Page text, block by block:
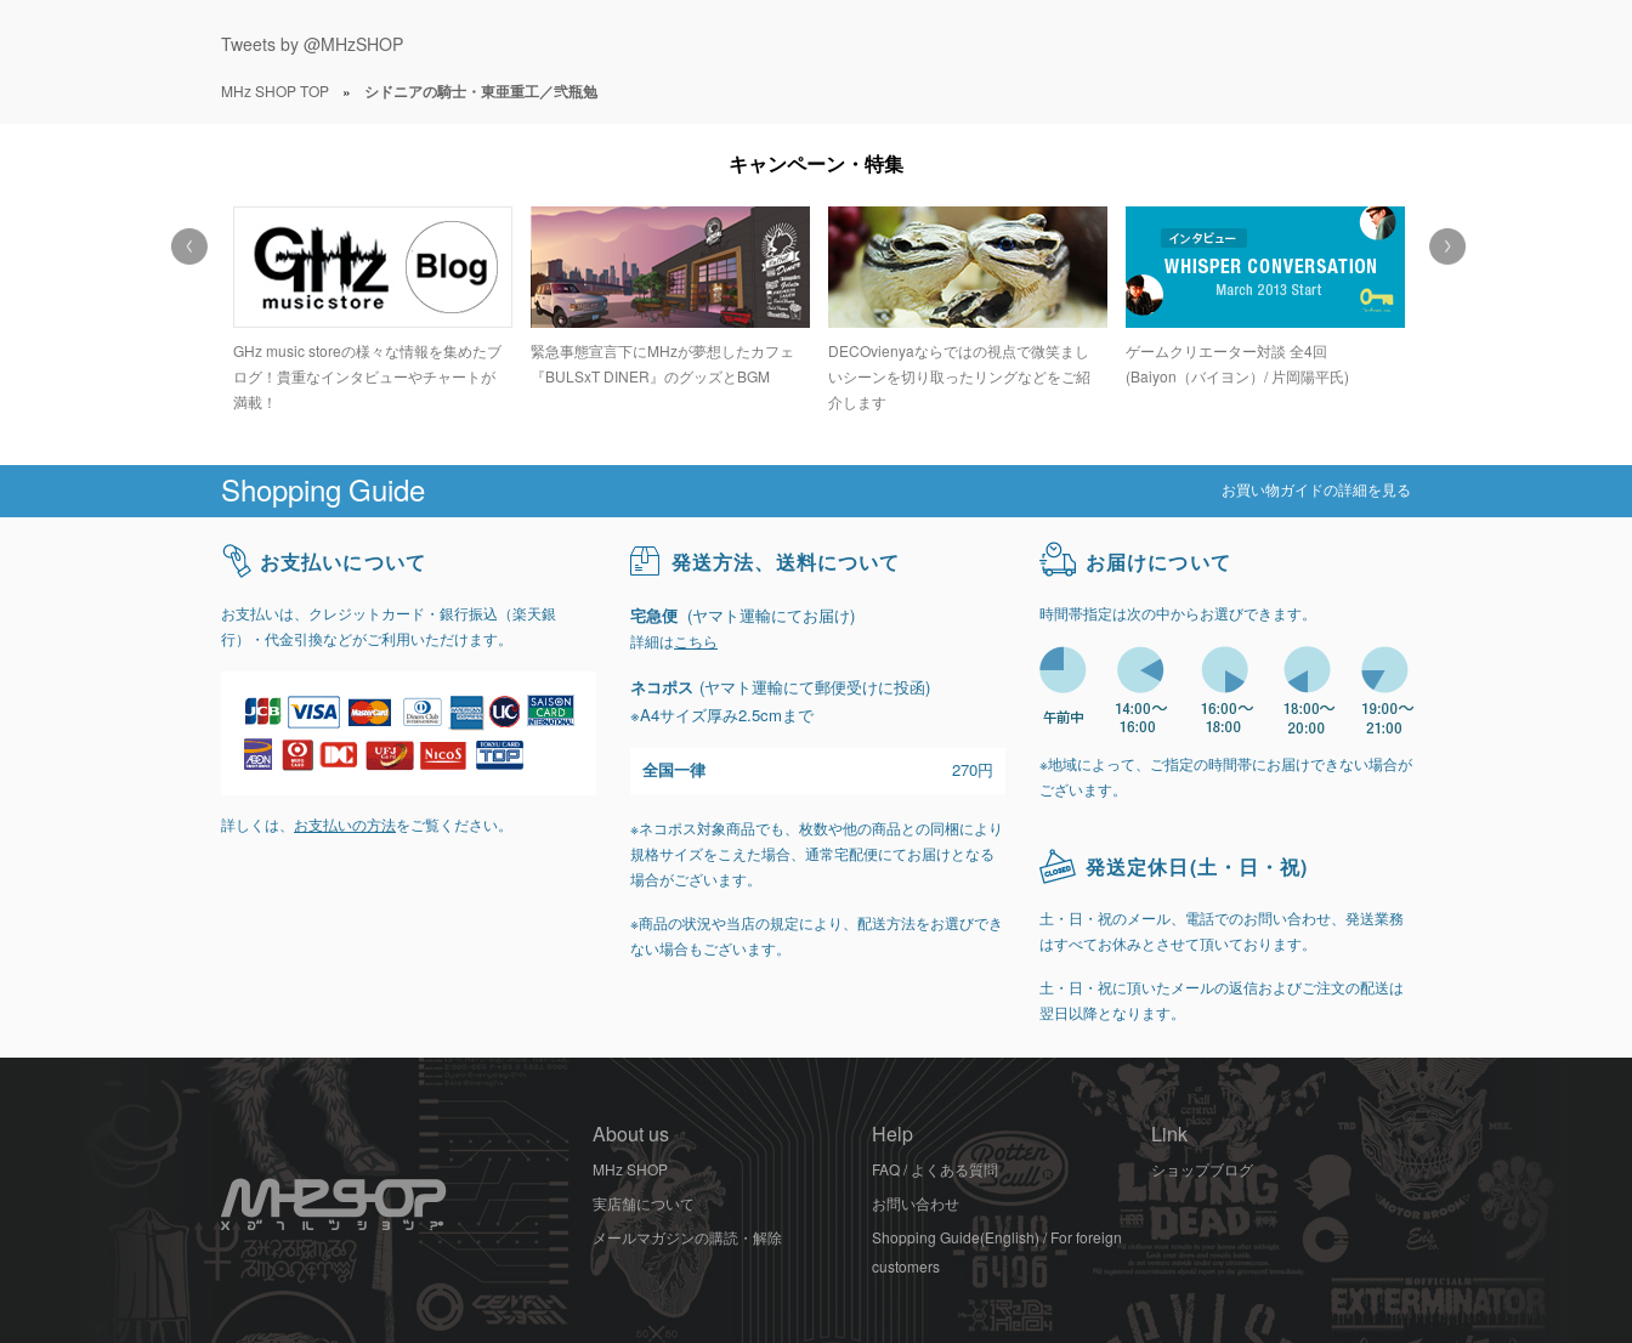
Tweets by @MHzSHOP
MHz SHOP TOP » シドニアの騎士・東亜重工／弐瓶勉
キャンペーン・特集
GHz music storeの様々な情報を集めたブ
ログ！貴重なインタビューやチャートが
満載！
緊急事態宣言下にMHzが夢想したカフェ
『BULSxT DINER』のグッズとBGM
DECOvienyaならではの視点で微笑まし
いシーンを切り取ったリングなどをご紹
介します
ゲームクリエーター対談 全4回
(Baiyon（バイヨン）/ 片岡陽平氏)
Shopping Guide お買い物ガイドの詳細を見る
お支払いについて
お支払いは、クレジットカード・銀行振込（楽天銀
行）・代金引換などがご利用いただけます。
詳しくは、 お支払いの方法をご覧ください。
発送方法、送料について
宅急便 (ヤマト運輸にてお届け)
詳細は こちら
ネコポス (ヤマト運輸にて郵便受けに投函)
※A4サイズ厚み2.5cmまで
全国一律 270円
※ネコポス対象商品でも、枚数や他の商品との同梱により
規格サイズをこえた場合、通常宅配便にてお届けとなる
場合がございます。
※商品の状況や当店の規定により、配送方法をお選びでき
ない場合もございます。
お届けについて
時間帯指定は次の中からお選びできます。
※地域によって、ご指定の時間帯にお届けできない場合が
ございます。
発送定休日(土・日・祝)
土・日・祝のメール、電話でのお問い合わせ、発送業務
はすべてお休みとさせて頂いております。
土・日・祝に頂いたメールの返信およびご注文の配送は
翌日以降となります。
About us
MHz SHOP
実店舗について
メールマガジンの購読・解除
Help
FAQ / よくある質問
お問い合わせ
Shopping Guide(English) / For foreign
customers
Link
ショップブログ